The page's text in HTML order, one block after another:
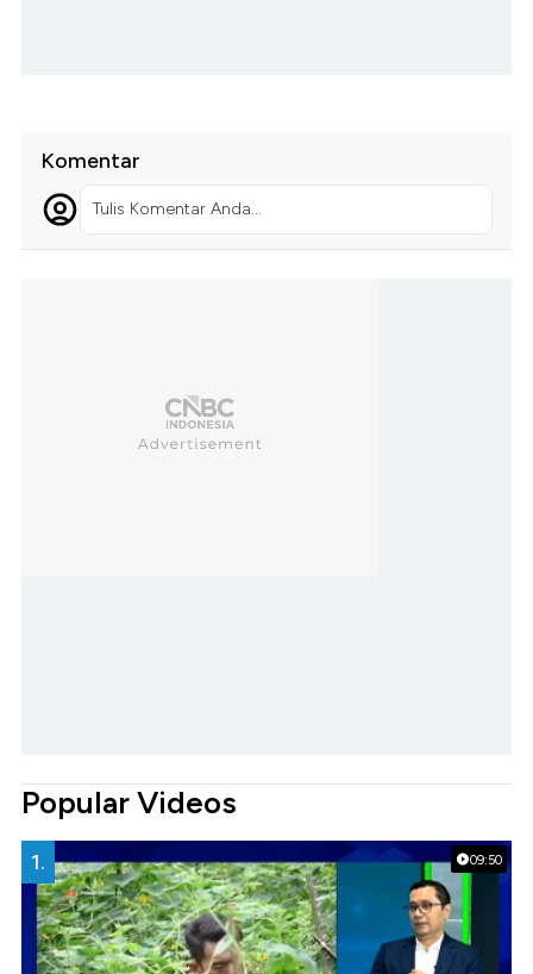
Komentar
Tulis Komentar Anda...
Popular Videos
09:50
1.